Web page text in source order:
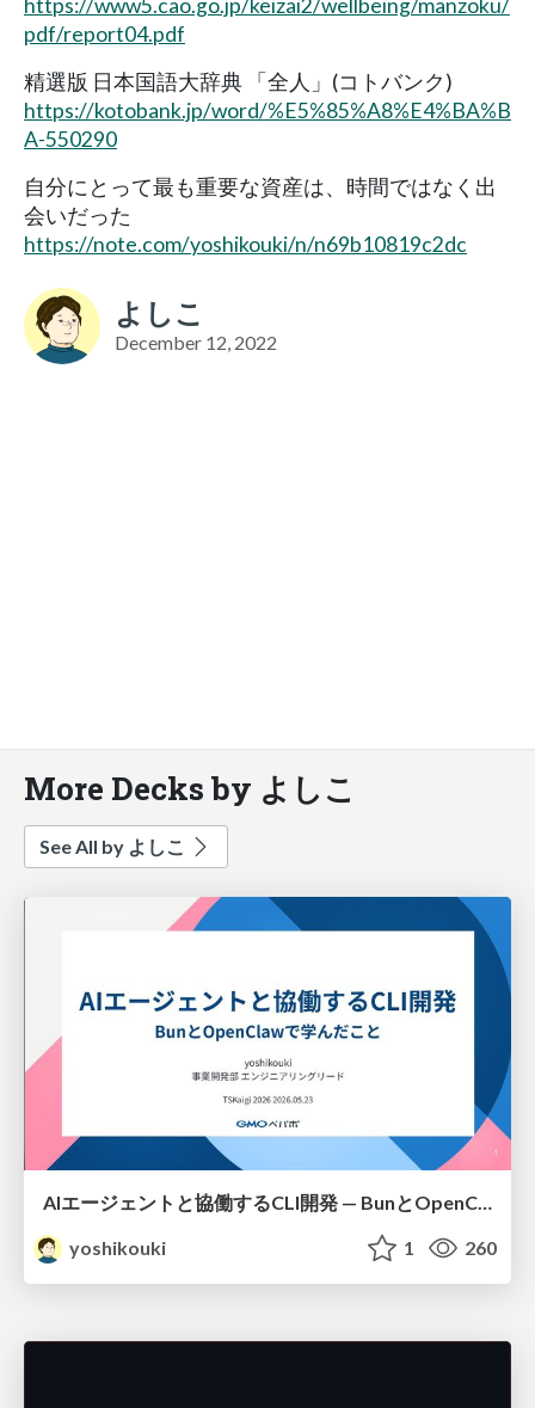
https://www5.cao.go.jp/keizai2/wellbeing/manzoku/
pdf/report04.pdf
精選版 日本国語大辞典 「全人」(コトバンク)
https://kotobank.jp/word/%E5%85%A8%E4%BA%B
A-550290
自分にとって最も重要な資産は、時間ではなく出
会いだった
https://note.com/yoshikouki/n/n69b10819c2dc
よしこ
December 12, 2022
More Decks by よしこ
See All by よしこ
AIエージェントと協働するCLI開発 — BunとOpenClawで学んだこと
yoshikouki
1 260